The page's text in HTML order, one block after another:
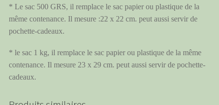
* Le sac 500 GRS, il remplace le sac papier ou plastique de la
même contenance. Il mesure :22 x 22 cm. peut aussi servir de
pochette-cadeaux.
* le sac 1 kg, il remplace le sac papier ou plastique de la même
contenance. Il mesure 23 x 29 cm. peut aussi servir de pochette-
cadeaux.